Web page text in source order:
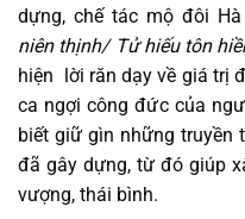
dựng, chế tác mộ đôi Hà
niên thịnh/ Tử hiếu tôn
hiện lời răn dạy về giá trị
ca ngợi công đức của
biết giữ gìn những
đã gây dựng, từ đó giúp
vượng, thái bình.